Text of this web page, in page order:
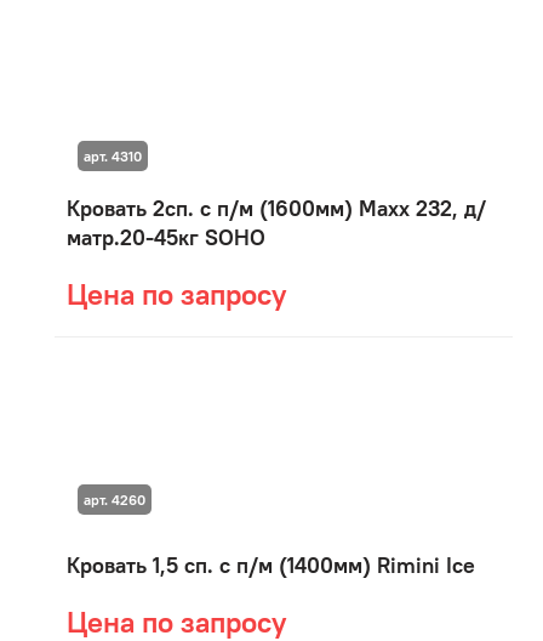
Кровать 2сп. с п/м (1600мм) Maxx 232, д/
матр.20-45кг SOHO
Цена по запросу
арт. 4310
Кровать 1,5 сп. с п/м (1400мм) Rimini Ice
Цена по запросу
арт. 4260